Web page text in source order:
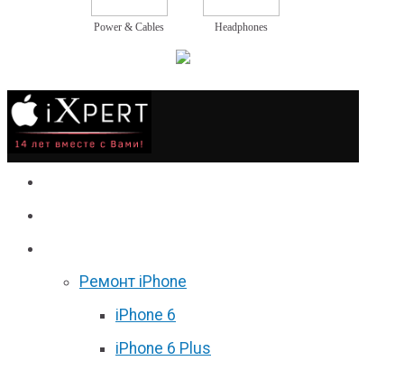
Power & Cables Headphones
Ремонт iPhone
iPhone 6
iPhone 6 Plus